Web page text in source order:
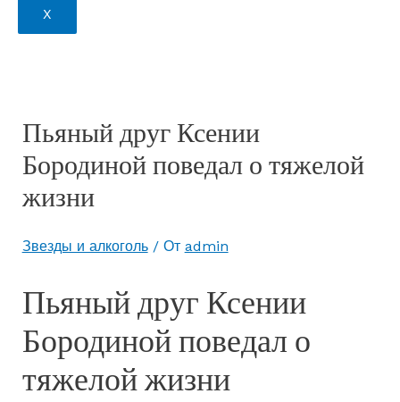
X
Пьяный друг Ксении
Бородиной поведал о тяжелой
жизни
Звезды и алкоголь/ От admin
Пьяный друг Ксении
Бородиной поведал о
тяжелой жизни